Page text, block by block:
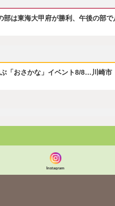
部は東海大甲府が勝利、午後の部
ぶ「おさかな」イベント8/8…川崎市
Instagram